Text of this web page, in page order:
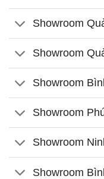
Showroom
Showroom
Showroom
Showroom
Showroom
Showroom